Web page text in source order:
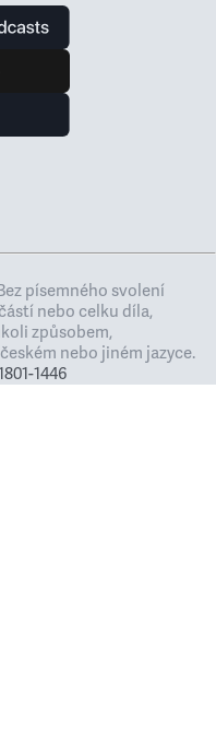
písemného svolení
nebo celku díla,
způsobem,
nebo jiném jazyce.
1446